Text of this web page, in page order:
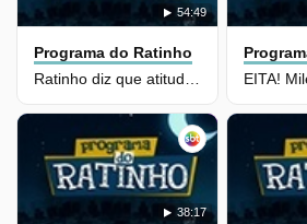
54:49
Programa do Ratinho
Ratinho diz que atitude de Pavorô terá consequência, mas ela reage
38:17